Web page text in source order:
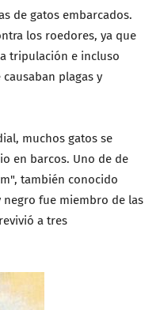
de gatos embarcados.
los roedores, ya que
tripulación e incluso
plagas y
muchos gatos se
en barcos. Uno de de
también conocido
negro fue miembro de las
a tres